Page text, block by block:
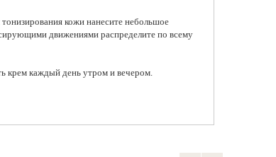
кожи нанесите небольшое
движениями распределите по всему
крем каждый день утром и вечером.